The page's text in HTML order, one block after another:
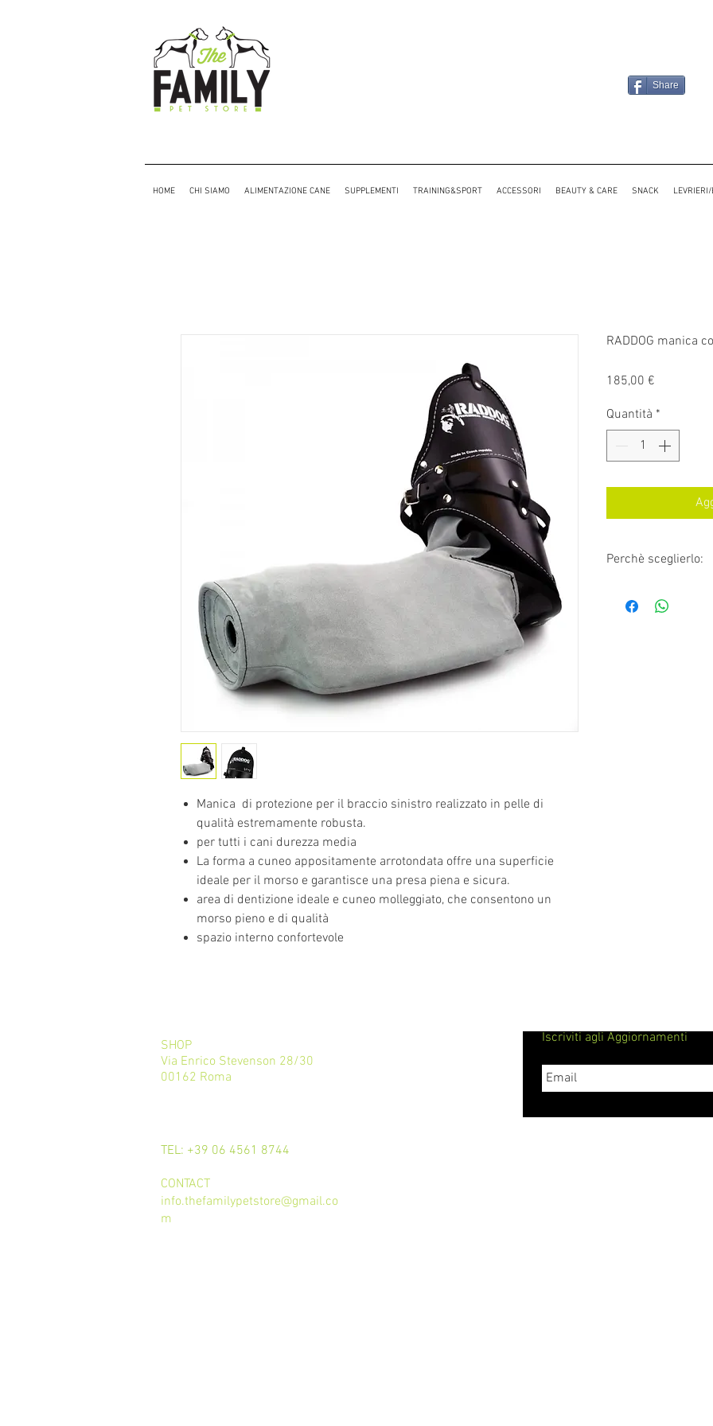
Share
HOME CHI SIAMO ALIMENTAZIONE CANE SUPPLEMENTI TRAINING&SPORT ACCESSORI BEAUTY & CARE SNACK
Manica di protezione per il braccio sinistro realizzato in pelle di
qualità estremamente robusta.
per tutti i cani durezza media
La forma a cuneo appositamente arrotondata offre una superficie
ideale per il morso e garantisce una presa piena e sicura.
area di dentizione ideale e cuneo molleggiato, che consentono un
morso pieno e di qualità
spazio interno confortevole
RADDOG manica
185,00 €
Quantità *
Perchè sceglierlo:
produttore dei
SHOP
Via Enrico Stevenson 28/30
00162 Roma
Iscriviti agli Aggiornamenti
TEL: +39 06 4561 8744
CONTACT
info.thefamilypetstore@gmail.co
m